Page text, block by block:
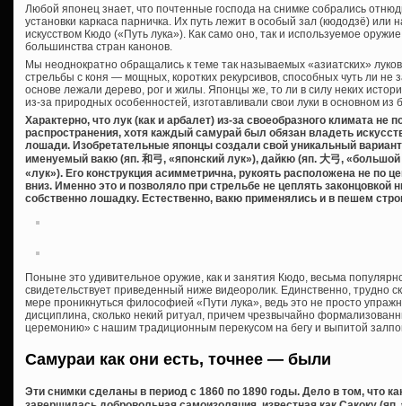
Любой японец знает, что почтенные господа на снимке собрались
установки каркаса парничка. Их путь лежит в особый зал (кюдодзё)
искусством Кюдо («Путь лука»). Как само оно, так и используемое
большинства стран канонов.
Мы неоднократно обращались к теме так называемых «азиатских»
стрельбы с коня — мощных, коротких рекурсивов, способных чуть ли не
основе лежали дерево, рог и жилы. Японцы же, то ли в силу неких
из-за природных особенностей, изготавливали свои луки в основном из
Характерно, что лук (как и арбалет) из-за своеобразного климата не
распространения, хотя каждый самурай был обязан владеть
лошади. Изобретательные японцы создали свой уникальный
именуемый вакю (яп. 和弓, «японский лук»), дайкю (яп. 大弓,
«лук»). Его конструкция асимметрична, рукоять расположена не по
вниз. Именно это и позволяло при стрельбе не цеплять законцовкой
собственно лошадку. Естественно, вакю применялись и в пешем
Поныне это удивительное оружие, как и занятия Кюдо, весьма
свидетельствует приведенный ниже видеоролик. Единственно, трудно
мере проникнуться философией «Пути лука», ведь это не просто
дисциплина, сколько некий ритуал, причем чрезвычайно
церемонию» с нашим традиционным перекусом на бегу и выпитой
Самураи как они есть, точнее — были
Эти снимки сделаны в период с 1860 по 1890 годы. Дело в том, что